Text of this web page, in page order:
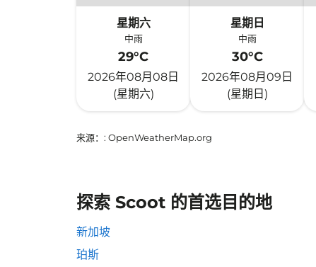
星期六
中雨
29°C
2026年08月08日
(星期六)
星期日
中雨
30°C
2026年08月09日
(星期日)
来源： : OpenWeatherMap.org
探索 Scoot 的首选目的地
新加坡
珀斯